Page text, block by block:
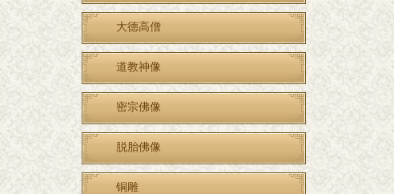
大德高僧
道教神像
密宗佛像
脱胎佛像
铜雕